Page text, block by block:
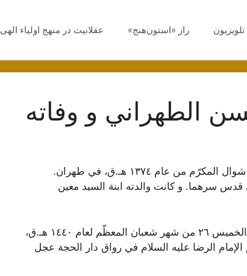
راز «استون‌هنج» عقلانیت در منهج اولیاء الهی
الطهراني و وفاته
ولد السيد محمد محسن الطهراني في ۲۳ من شوال ‌المكرّم من عام ۱۳۷٤ هـ.ق، في طهران.
قدس سرهما. و كانت والدته ابنة السيد معين
توفي السيد محمد محسن الطهراني ظهر يوم الخميس ۲٦ من شهر شعبان ‌المعظّم لعام ۱٤٤۰ هـ.ق،
الرضا عليه السلام في رواق دار الحجة عجل